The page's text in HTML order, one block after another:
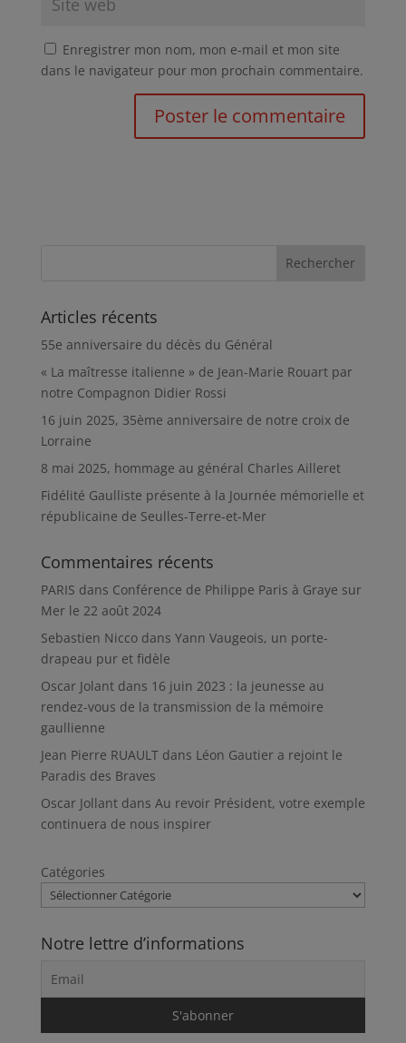
Enregistrer mon nom, mon e-mail et mon site
dans le navigateur pour mon prochain commentaire.
Articles récents
55e anniversaire du décès du Général
« La maîtresse italienne » de Jean-Marie Rouart par
notre Compagnon Didier Rossi
16 juin 2025, 35ème anniversaire de notre croix de
Lorraine
8 mai 2025, hommage au général Charles Ailleret
Fidélité Gaulliste présente à la Journée mémorielle et
républicaine de Seulles-Terre-et-Mer
Commentaires récents
PARIS dans Conférence de Philippe Paris à Graye sur
Mer le 22 août 2024
Sebastien Niccodans Yann Vaugeois, un porte-
drapeau pur et fidèle
Oscar Jolantdans 16 juin 2023 : la jeunesse au
rendez-vous de la transmission de la mémoire
gaullienne
Jean Pierre RUAULTdans Léon Gautier a rejoint le
Paradis des Braves
Oscar Jollantdans Au revoir Président, votre exemple
continuera de nous inspirer
Catégories
Notre lettre d’informations